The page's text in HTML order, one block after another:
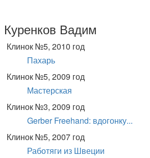
Куренков Вадим
Клинок №5, 2010 год
Пахарь
Клинок №5, 2009 год
Мастерская
Клинок №3, 2009 год
Gerber Freehand: вдогонку...
Клинок №5, 2007 год
Работяги из Швеции